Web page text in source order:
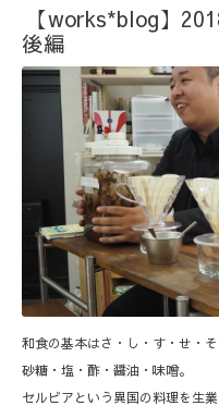
【works*blog】
後編
和食の基本はさ・し・す・せ・そ
砂糖・塩・酢・醤油・味噌。
セルビアという異国の料理を生